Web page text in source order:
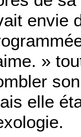
envie
»
elle